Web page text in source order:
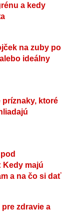
a kedy
na zuby po
ideálny
príznaky, ktoré
majú
a na čo si dať
pre zdravie a